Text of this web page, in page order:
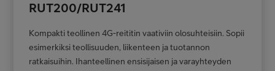
RUT200/RUT241
Kompakti teollinen 4G-reititin vaativiin olosuhteisiin. Sopii
esimerkiksi teollisuuden, liikenteen ja tuotannon
ratkaisuihin. Ihanteellinen ensisijaisen ja varayhteyden